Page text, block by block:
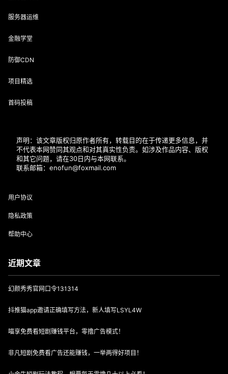
服务器运维
金融学堂
防御CDN
项目精选
首码投稿
声明：该文章版权归原作者所有，转载目的在于传递更多信息，并
不代表本网赞同其观点和对其真实性负责。如涉及作品内容、版权
和其它问题，请在30日内与本网联系。
联系邮箱：enofun@foxmail.com
用户协议
隐私政策
帮助中心
近期文章
幻颜秀秀官网口令131314
抖推猫app邀请正确填写方法，新人填写LSYL4W
喵享免费看短剧赚钱平台，零撸广告模式！
非凡短剧免费看广告还能赚钱，一举两得好项目！